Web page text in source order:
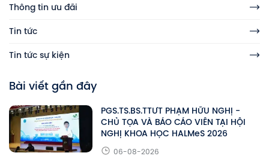
Thông tin ưu đãi
Tin tức
Tin tức sự kiện
Bài viết gần đây
PGS.TS.BS.TTƯT PHẠM HỮU NGHỊ -
CHỦ TỌA VÀ BÁO CÁO VIÊN TẠI HỘI
NGHỊ KHOA HỌC HALMeS 2026
06-08-2026